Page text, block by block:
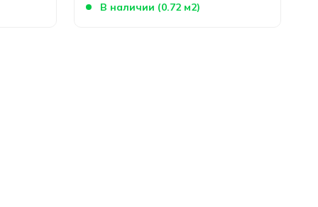
В наличии (0.72 м2)